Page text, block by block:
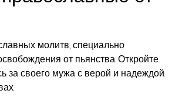
молитв, специально
от пьянства. Откройте
за своего мужа с верой и надеждой.